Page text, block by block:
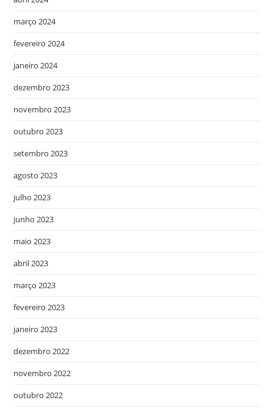
março 2024
fevereiro 2024
janeiro 2024
dezembro 2023
novembro 2023
outubro 2023
setembro 2023
agosto 2023
julho 2023
junho 2023
maio 2023
abril 2023
março 2023
fevereiro 2023
janeiro 2023
dezembro 2022
novembro 2022
outubro 2022